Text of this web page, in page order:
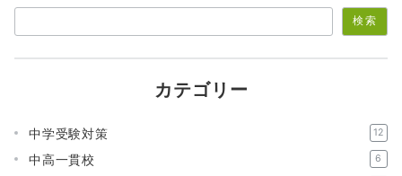
検索
カテゴリー
中学受験対策 12
中高一貫校 6